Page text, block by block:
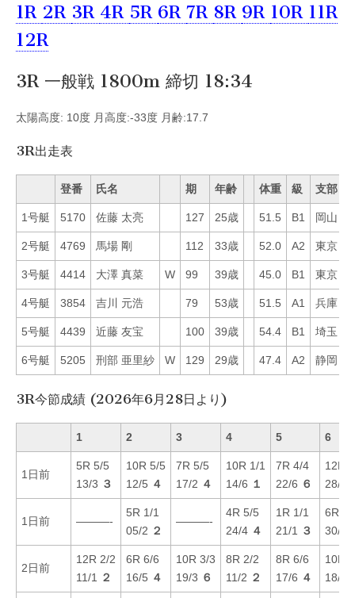
1R 2R 3R 4R 5R 6R 7R 8R 9R 10R 11R
12R
3R 一般戦 1800m 締切 18:34
太陽高度: 10度 月高度:-33度 月齢:17.7
3R出走表
登番 氏名 期 年齢 体重 級 支部
1号艇 5170 佐藤 太亮 127 25歳 51.5 B1 岡山
2号艇 4769 馬場 剛 112 33歳 52.0 A2 東京
3号艇 4414 大澤 真菜 W 99 39歳 45.0 B1 東京
4号艇 3854 吉川 元浩 79 53歳 51.5 A1 兵庫
5号艇 4439 近藤 友宝 100 39歳 54.4 B1 埼玉
6号艇 5205 刑部 亜里紗 W 129 29歳 47.4 A2 静岡
3R今節成績 (2026年6月28日より)
1 2 3 4 5 6
1日前
5R 5/5
13/3 ３
10R 5/5
12/5 ４
7R 5/5
17/2 ４
10R 1/1
14/6 １
7R 4/4
22/6 ６
12R
28/6
1日前 ———-
5R 1/1
05/2 ２
———-
4R 5/5
24/4 ４
1R 1/1
21/1
３
6R 3/
30/4
2日前
12R 2/2
11/1
２
6R 6/6
16/5 ４
10R 3/3
19/3 ６
8R 2/2
11/2 ２
8R 6/6
17/6 ４
10R
18/2